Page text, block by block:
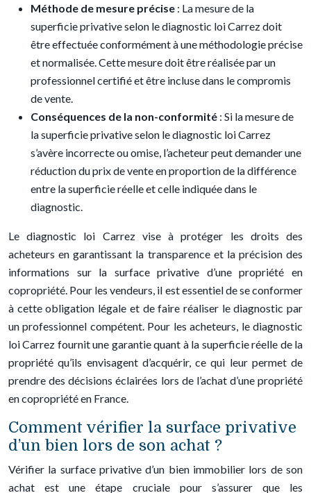
Méthode de mesure précise : La mesure de la
superficie privative selon le diagnostic loi Carrez doit
être effectuée conformément à une méthodologie précise
et normalisée. Cette mesure doit être réalisée par un
professionnel certifié et être incluse dans le compromis
de vente.
Conséquences de la non-conformité : Si la mesure de
la superficie privative selon le diagnostic loi Carrez
s’avère incorrecte ou omise, l’acheteur peut demander une
réduction du prix de vente en proportion de la différence
entre la superficie réelle et celle indiquée dans le
diagnostic.
Le diagnostic loi Carrez vise à protéger les droits des
acheteurs en garantissant la transparence et la précision des
informations sur la surface privative d’une propriété en
copropriété. Pour les vendeurs, il est essentiel de se conformer
à cette obligation légale et de faire réaliser le diagnostic par
un professionnel compétent. Pour les acheteurs, le diagnostic
loi Carrez fournit une garantie quant à la superficie réelle de la
propriété qu’ils envisagent d’acquérir, ce qui leur permet de
prendre des décisions éclairées lors de l’achat d’une propriété
en copropriété en France.
Comment vérifier la surface privative
d’un bien lors de son achat ?
Vérifier la surface privative d’un bien immobilier lors de son
achat est une étape cruciale pour s’assurer que les